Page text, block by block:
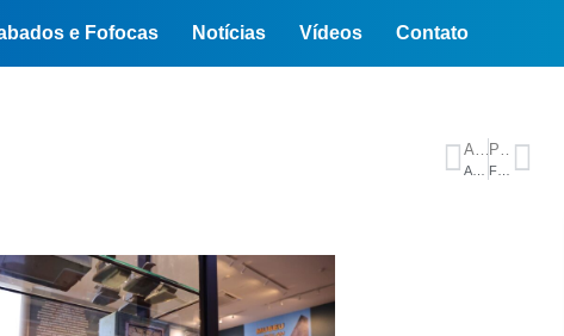
e Fofocas Notícias Vídeos Contato
ANTERIOR
Amazonas alcança oito medalhas nos Jogos da Juventude em Brasília
PRÓXIMO
Fadiga pode ter contribuído para queda de avião da Voepass, diz MTE